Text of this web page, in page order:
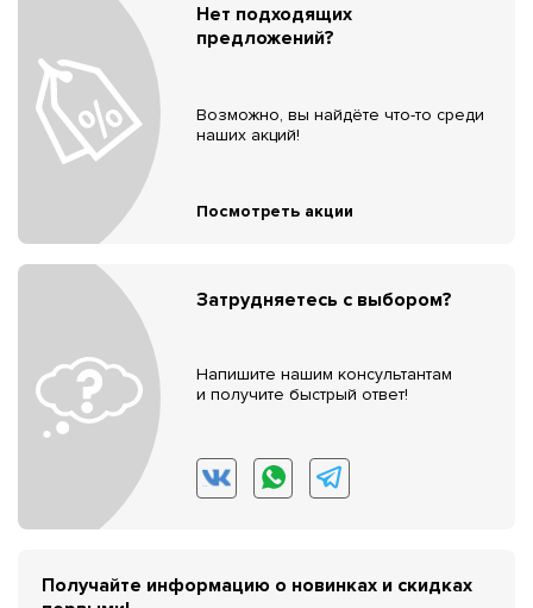
Нет подходящих
предложений?
Возможно, вы найдёте что-то среди
наших акций!
Посмотреть акции
Затрудняетесь с выбором?
Напишите нашим консультантам
и получите быстрый ответ!
Получайте информацию о новинках и скидках